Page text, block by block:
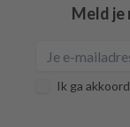
Meld je
Ik ga